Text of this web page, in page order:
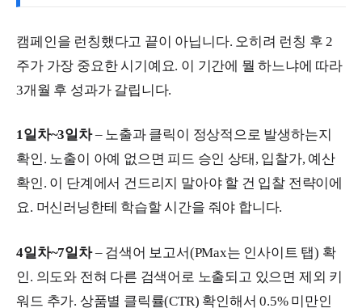
캠페인을 런칭했다고 끝이 아닙니다. 오히려 런칭 후 2
주가 가장 중요한 시기예요. 이 기간에 뭘 하느냐에 따라
3개월 후 성과가 갈립니다.
1일차~3일차– 노출과 클릭이 정상적으로 발생하는지
확인. 노출이 아예 없으면 피드 승인 상태, 입찰가, 예산
확인. 이 단계에서 건드리지 말아야 할 건 입찰 전략이에
요. 머신러닝한테 학습할 시간을 줘야 합니다.
4일차~7일차– 검색어 보고서(PMax는 인사이트 탭) 확
인. 의도와 전혀 다른 검색어로 노출되고 있으면 제외 키
워드 추가. 상품별 클릭률(CTR) 확인해서 0.5% 미만인